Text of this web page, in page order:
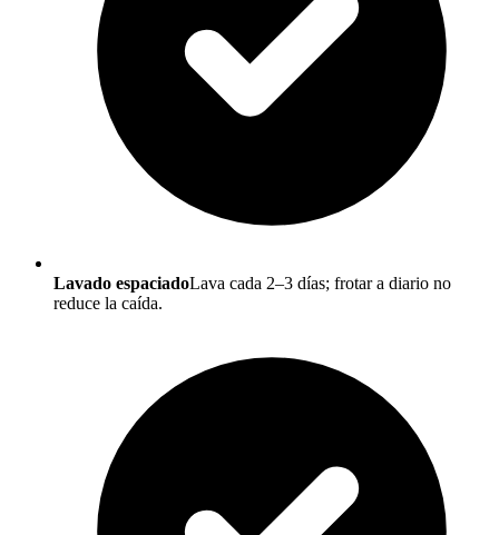
Lavado espaciadoLava cada 2–3 días; frotar a diario no
reduce la caída.